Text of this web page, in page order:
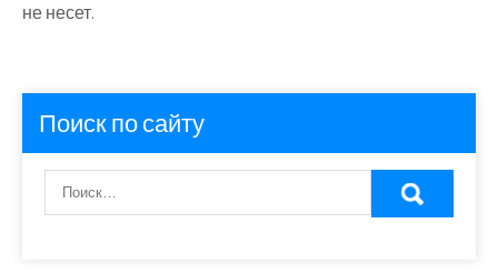
не несет.
Поиск по сайту